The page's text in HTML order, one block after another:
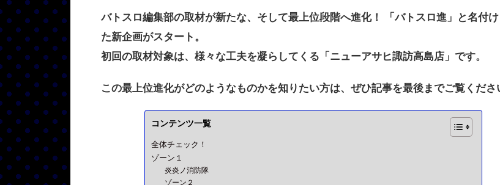
バトスロ編集部の取材が新たな、そして最上位段階へ進化！ 「バトスロ進」と名付
た新企画がスタート。
初回の取材対象は、様々な工夫を凝らしてくる「ニューアサヒ諏訪高島店」です。
この最上位進化がどのようなものかを知りたい方は、ぜひ記事を最後までご覧くださ
コンテンツ一覧
全体チェック！
ゾーン１
炎炎ノ消防隊
ゾーン２